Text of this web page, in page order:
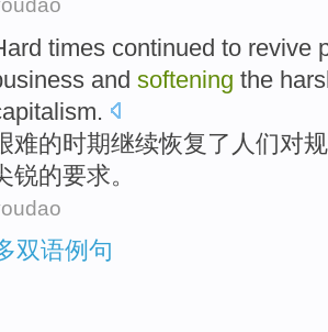
times continued to revive
and softening the
.
难的时期继续恢复了 人们对
锐的要求。
双语例句